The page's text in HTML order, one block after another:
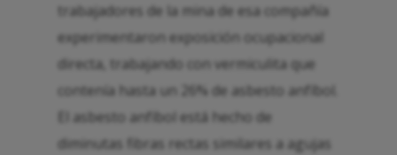
trabajadores de la mina de esa compañía
experimentaron exposición ocupacional
directa, trabajando con vermiculita que
contenía hasta un 26% de asbesto anfíbol.
El asbesto anfíbol está hecho de
diminutas fibras rectas similares a agujas